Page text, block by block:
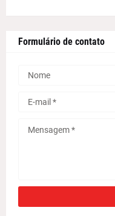
Formulário de contato